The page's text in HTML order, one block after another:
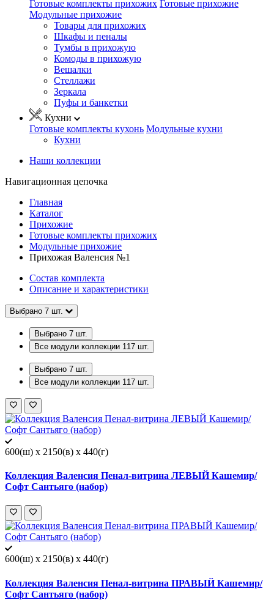
Готовые комплекты прихожих Готовые прихожие
Модульные прихожие
Товары для прихожих
Шкафы и пеналы
Тумбы в прихожую
Комоды в прихожую
Вешалки
Стеллажи
Зеркала
Пуфы и банкетки
Кухни
Готовые комплекты кухонь Модульные кухни
Кухни
Наши коллекции
Навигационная цепочка
Главная
Каталог
Прихожие
Готовые комплекты прихожих
Модульные прихожие
Прихожая Валенсия №1
Состав комплекта
Описание и характеристики
Выбрано 7 шт.
Выбрано 7 шт.
Все модули коллекции 117 шт.
Выбрано 7 шт.
Все модули коллекции 117 шт.
600(ш) x 2150(в) x 440(г)
Коллекция Валенсия Пенал-витрина ЛЕВЫЙ Кашемир/
Софт Сантьяго (набор)
600(ш) x 2150(в) x 440(г)
Коллекция Валенсия Пенал-витрина ПРАВЫЙ Кашемир/
Софт Сантьяго (набор)